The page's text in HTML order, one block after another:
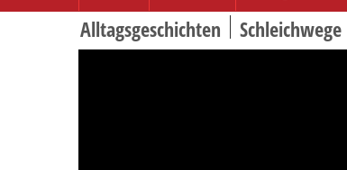
Alltagsgeschichten Schleichwege